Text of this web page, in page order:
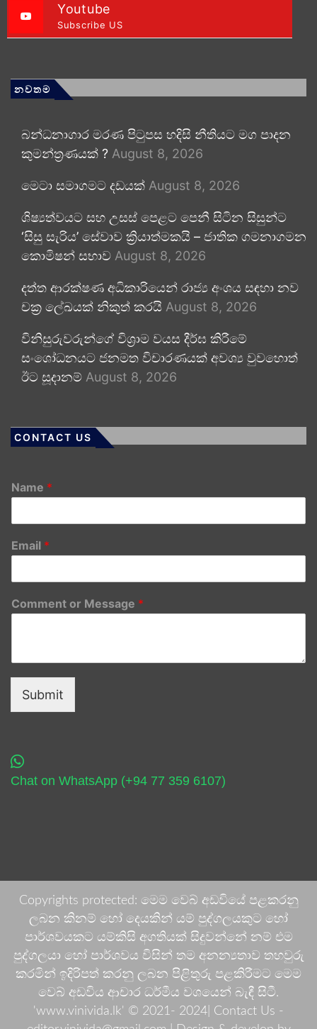
Youtube
Subscribe US
නවතම
බන්ධනාගාර මරණ පිටුපස හදිසි නීතියට මග පාදන
කුමන්ත්‍රණයක් ? August 8, 2026
මෙටා සමාගමට දඩයක් August 8, 2026
ශිෂ්‍යත්වයට සහ උසස් පෙළට පෙනී සිටින සිසුන්ට
‘සිසු සැරිය’ සේවාව ක්‍රියාත්මකයි – ජාතික ගමනාගමන
කොමිෂන් සභාව August 8, 2026
දත්ත ආරක්ෂණ අධිකාරියෙන් රාජ්‍ය අංශය සඳහා නව
චක්‍ර ලේඛයක් නිකුත් කරයි August 8, 2026
විනිසුරුවරුන්ගේ විශ්‍රාම වයස දීර්ඝ කිරීමේ
සංශෝධනයට ජනමත විචාරණයක් අවශ්‍ය වුවහොත්
ඊට සූදානම් August 8, 2026
CONTACT US
Name *
Email *
Comment or Message *
Submit
Chat on WhatsApp (+94 77 359 6107)
Copyrights protected: මෙම වෙබ් අඩවියේ පළකරනු
ලබන කිනම් හෝ දෙයකින් යම් පුද්ගලයකුට හෝ
පාර්ශවයකට යම්කිසි අගතියක් සිදුවන්නේ නම් එම
පුද්ගලයා හෝ පාර්ශවය විසින් තම අනන්‍යතාව තහවුරු
කරමින් ඉදිරිපත් කරනු ලබන පිළිතුරු පළකිරීමට මෙම
වෙබ් අඩවිය ආචාර ධර්මීය වශයෙන් බැඳී සිටී.
'www.vinivida.lk' © 2021- 2024| Contact Us -